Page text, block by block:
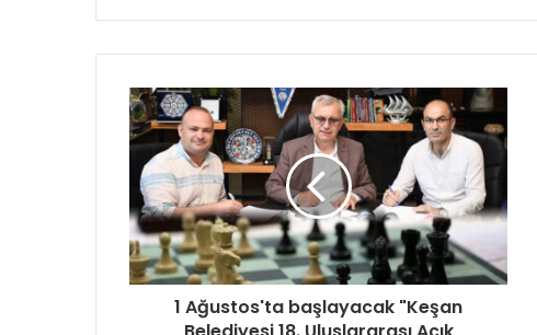
1 Ağustos'ta başlayacak "Keşan